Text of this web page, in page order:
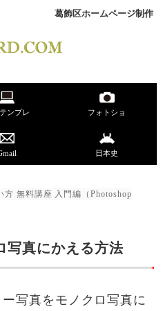
葛飾区ホームページ制作
ンプレ フォトショ
日本史
方 無料講座 入門編（Photoshop
写真にかえる方法
写真をモノクロ写真に